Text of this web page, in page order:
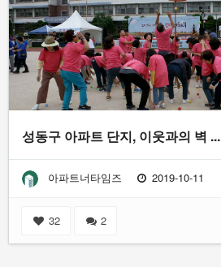
성동구 아파트 단지, 이웃과의 벽 ...
아파트너타임즈 2019-10-11
32 2